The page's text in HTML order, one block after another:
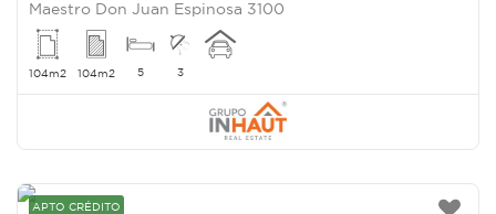
Maestro Don Juan Espinosa 3100
104m2 104m2 5 3
APTO CRÉDITO